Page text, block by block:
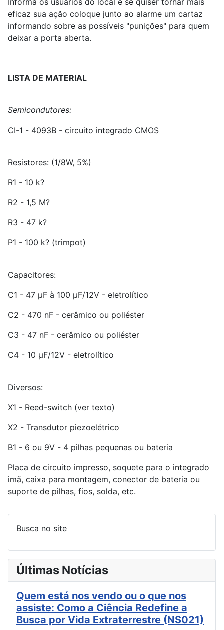
eficaz sua ação coloque junto ao alarme um cartaz
informando sobre as possíveis "punições" para quem
deixar a porta aberta.
LISTA DE MATERIAL
Semicondutores:
CI-1 - 4093B - circuito integrado CMOS
Resistores: (1/8W, 5%)
R1 - 10 k?
R2 - 1,5 M?
R3 - 47 k?
P1 - 100 k? (trimpot)
Capacitores:
C1 - 47 µF à 100 µF/12V - eletrolítico
C2 - 470 nF - cerâmico ou poliéster
C3 - 47 nF - cerâmico ou poliéster
C4 - 10 µF/12V - eletrolítico
Diversos:
X1 - Reed-switch (ver texto)
X2 - Transdutor piezoelétrico
B1 - 6 ou 9V - 4 pilhas pequenas ou bateria
Placa de circuito impresso, soquete para o integrado
imã, caixa para montagem, conector de bateria ou
suporte de pilhas, fios, solda, etc.
Busca no site
Últimas Notícias
Quem está nos vendo ou o que nos
assiste: Como a Ciência Redefine a
Busca por Vida Extraterrestre (NS021)